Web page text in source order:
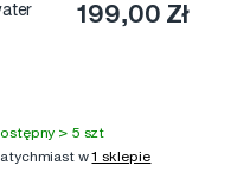
199,00 Zł
> 5 szt
w1 sklepie